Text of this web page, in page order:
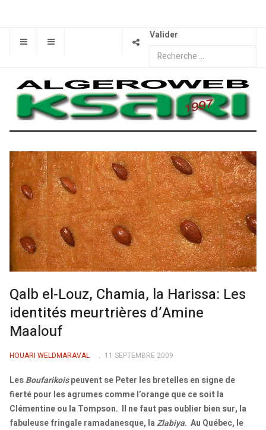
Valider
Qalb el-Louz, Chamia, la Harissa: Les
identités meurtrières d’Amine
Maalouf
HOUARI WELDMARAVAL 11 SEPTEMBRE 2009
LesBoufarikoispeuvent se Peter les bretelles en signe de
fierté pour les agrumes comme l’orange que ce soit la
Clémentine ou la Tompson. Il ne faut pas oublier bien sur, la
fabuleuse fringale ramadanesque, laZlabiya. Au Québec, le